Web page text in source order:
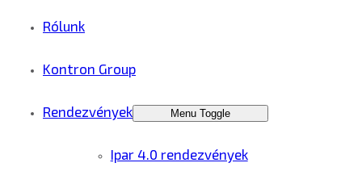
Rólunk
Kontron Group
Rendezvények Menu Toggle
Ipar 4.0 rendezvények